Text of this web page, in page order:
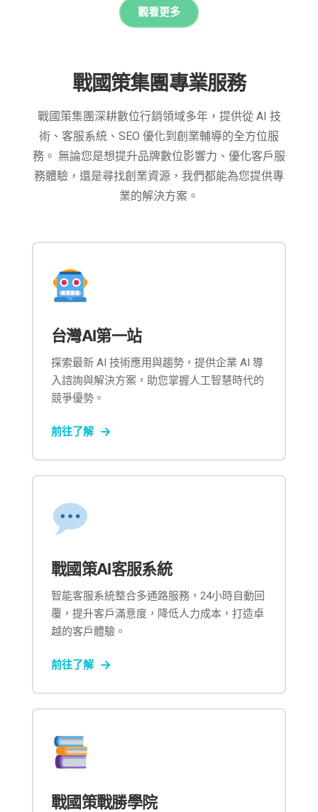
觀看更多
戰國策集團專業服務
戰國策集團深耕數位行銷領域多年，提供從 AI 技
術、客服系統、SEO 優化到創業輔導的全方位服
務。 無論您是想提升品牌數位影響力、優化客戶服
務體驗，還是尋找創業資源，我們都能為您提供專
業的解決方案。
台灣AI第一站
探索最新 AI 技術應用與趨勢，提供企業 AI 導
入諮詢與解決方案，助您掌握人工智慧時代的
競爭優勢。
前往了解
戰國策AI客服系統
智能客服系統整合多通路服務，24小時自動回
覆，提升客戶滿意度，降低人力成本，打造卓
越的客戶體驗。
前往了解
戰國策戰勝學院